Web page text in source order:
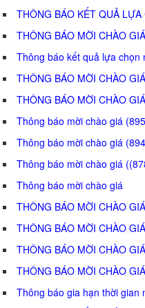
THÔNG BÁO KẾT QUẢ
THÔNG BÁO MỜI CHÀO GIÁ
Thông báo kết quả lựa chọn
THÔNG BÁO MỜI CHÀO GIÁ
THÔNG BÁO MỜI CHÀO GIÁ
Thông báo mời chào giá
Thông báo mời chào giá
Thông báo mời chào giá
Thông báo mời chào giá
THÔNG BÁO MỜI CHÀO GIÁ
THÔNG BÁO MỜI CHÀO GIÁ
THÔNG BÁO MỜI CHÀO GIÁ
THÔNG BÁO MỜI CHÀO GIÁ
Thông báo gia hạn thời gian